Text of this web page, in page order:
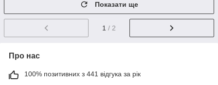
Показати ще
1 / 2
Про нас
100% позитивних з 441 відгука за рік